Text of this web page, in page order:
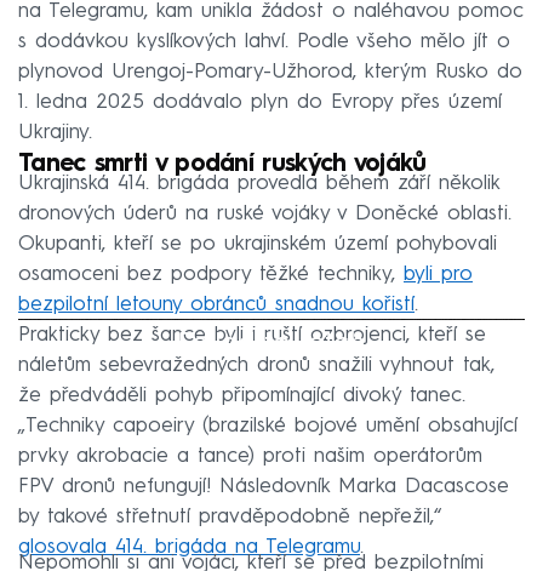
na Telegramu, kam unikla žádost o naléhavou pomoc
s dodávkou kyslíkových lahví. Podle všeho mělo jít o
plynovod Urengoj-Pomary-Užhorod, kterým Rusko do
1. ledna 2025 dodávalo plyn do Evropy přes území
Ukrajiny.
Tanec smrti v podání ruských vojáků
Ukrajinská 414. brigáda provedla během září několik
dronových úderů na ruské vojáky v Doněcké oblasti.
Okupanti, kteří se po ukrajinském území pohybovali
osamoceni bez podpory těžké techniky, byli pro
bezpilotní letouny obránců snadnou kořistí.
Failed to fetch
Prakticky bez šance byli i ruští ozbrojenci, kteří se
náletům sebevražedných dronů snažili vyhnout tak,
že předváděli pohyb připomínající divoký tanec.
„Techniky capoeiry (brazilské bojové umění obsahující
prvky akrobacie a tance) proti našim operátorům
FPV dronů nefungují! Následovník Marka Dacascose
by takové střetnutí pravděpodobně nepřežil,“
glosovala 414. brigáda na Telegramu.
Nepomohli si ani vojáci, kteří se před bezpilotními